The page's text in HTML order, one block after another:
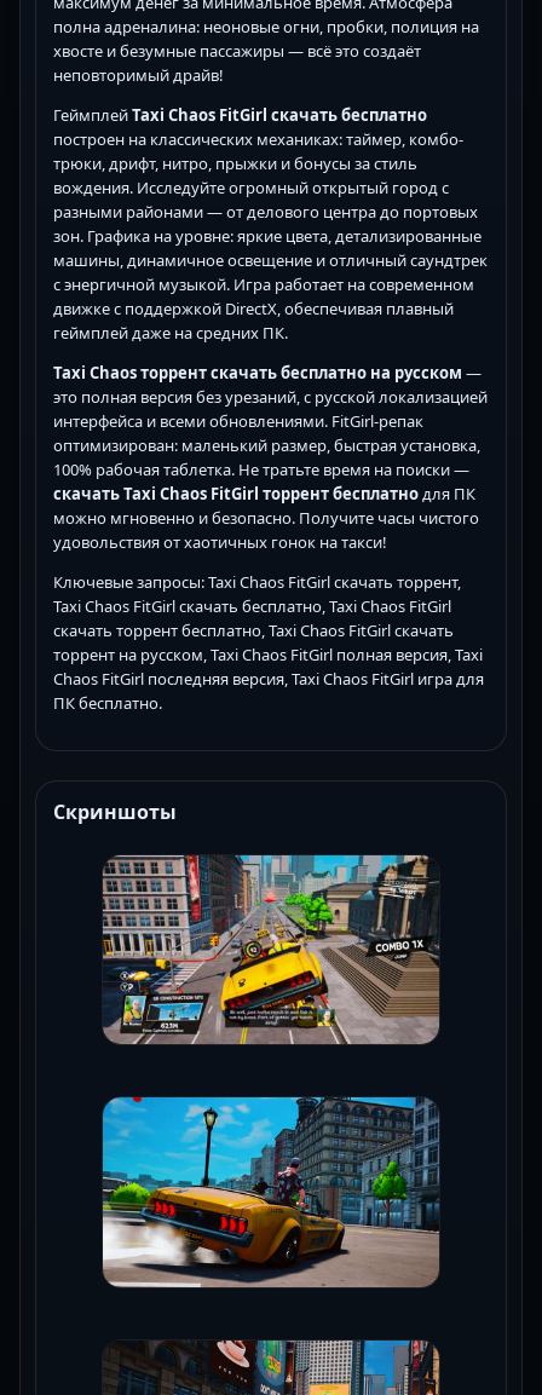
полна адреналина: неоновые огни, пробки, полиция на
хвосте и безумные пассажиры — всё это создаёт
неповторимый драйв!
ГеймплейTaxi Chaos FitGirl скачать бесплатно
построен на классических механиках: таймер, комбо-
трюки, дрифт, нитро, прыжки и бонусы за стиль
вождения. Исследуйте огромный открытый город с
разными районами — от делового центра до портовых
зон. Графика на уровне: яркие цвета, детализированные
машины, динамичное освещение и отличный саундтрек
с энергичной музыкой. Игра работает на современном
движке с поддержкой DirectX, обеспечивая плавный
геймплей даже на средних ПК.
Taxi Chaos торрент скачать бесплатно на русском —
это полная версия без урезаний, с русской локализацией
интерфейса и всеми обновлениями. FitGirl-репак
оптимизирован: маленький размер, быстрая установка,
100% рабочая таблетка. Не тратьте время на поиски —
скачать Taxi Chaos FitGirl торрент бесплатнодля ПК
можно мгновенно и безопасно. Получите часы чистого
удовольствия от хаотичных гонок на такси!
Ключевые запросы: Taxi Chaos FitGirl скачать торрент,
Taxi Chaos FitGirl скачать бесплатно, Taxi Chaos FitGirl
скачать торрент бесплатно, Taxi Chaos FitGirl скачать
торрент на русском, Taxi Chaos FitGirl полная версия, Taxi
Chaos FitGirl последняя версия, Taxi Chaos FitGirl игра для
ПК бесплатно.
Скриншоты